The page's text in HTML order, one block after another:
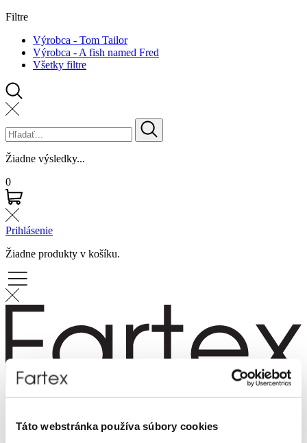
Táto webstránka používa súbory cookies
Filtre
Výrobca - Tom Tailor
Výrobca - A fish named Fred
Všetky filtre
Žiadne výsledky...
0
Prihlásenie
Žiadne produkty v košíku.
Dámska móda